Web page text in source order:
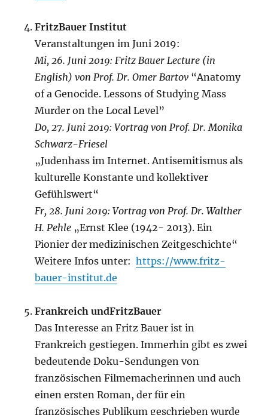
FritzBauer Institut
Veranstaltungen im Juni 2019:
Mi, 26. Juni 2019: Fritz Bauer Lecture (in
English) von Prof. Dr. Omer Bartov “Anatomy
of a Genocide. Lessons of Studying Mass
Murder on the Local Level”
Do, 27. Juni 2019: Vortrag von Prof. Dr. Monika
Schwarz-Friesel
„Judenhass im Internet. Antisemitismus als
kulturelle Konstante und kollektiver
Gefühlswert“
Fr, 28. Juni 2019: Vortrag von Prof. Dr. Walther
H. Pehle „Ernst Klee (1942- 2013). Ein
Pionier der medizinischen Zeitgeschichte“
Weitere Infos unter:https://www.fritz-
bauer-institut.de
Frankreich undFritzBauer
Das Interesse an Fritz Bauer ist in
Frankreich gestiegen. Immerhin gibt es zwei
bedeutende Doku-Sendungen von
französischen Filmemacherinnen und auch
einen ersten Roman, der für ein
französisches Publikum geschrieben wurde